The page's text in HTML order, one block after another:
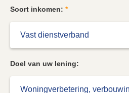
Soort inkomen: *
Doel van uw lening: